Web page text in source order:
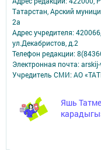
Яшь
Татарстан, Арский
2а
Адрес учредителя:
ул.Декабристов, д.2
Телефон редакции:
Электронная почта:
Учредитель СМИ: АО
Антикоррупционная
АО «ТАТМЕДИА»
удобства пользователей
Использование «cookie»
Политика